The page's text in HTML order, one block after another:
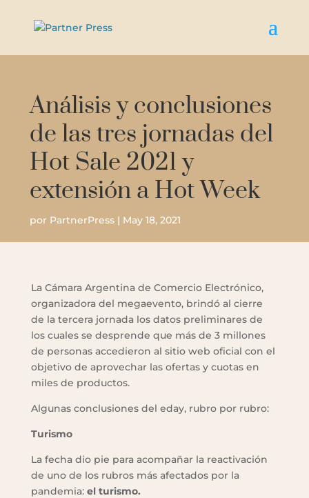
Análisis y conclusiones
de las tres jornadas del
Hot Sale 2021 y
extensión a Hot Week
por PartnerPress| May 18, 2021
La Cámara Argentina de Comercio Electrónico,
organizadora del megaevento, brindó al cierre
de la tercera jornada los datos preliminares de
los cuales se desprende que más de 3 millones
de personas accedieron al sitio web oficial con el
objetivo de aprovechar las ofertas y cuotas en
miles de productos.
Algunas conclusiones del eday, rubro por rubro:
Turismo
La fecha dio pie para acompañar la reactivación
de uno de los rubros más afectados por la
pandemia: el turismo.